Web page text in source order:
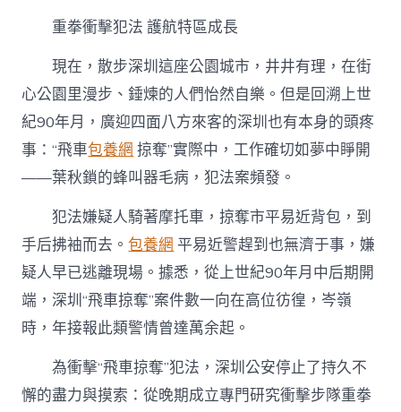
葆
初
心
護
航
特
區
中
重拳衝擊犯法 護航特區成長
現在，散步深圳這座公園城市，井井有理，在街
心公園里漫步、錘煉的人們怡然自樂。但是回溯上世
紀90年月，廣迎四面八方來客的深圳也有本身的頭疼
事：“飛車包養網 掠奪”實際中，工作確切如夢中睜開
——葉秋鎖的蜂叫器毛病，犯法案頻發。
犯法嫌疑人騎著摩托車，掠奪市平易近背包，到
手后拂袖而去。包養網 平易近警趕到也無濟于事，嫌
疑人早已逃離現場。據悉，從上世紀90年月中后期開
端，深圳“飛車掠奪”案件數一向在高位彷徨，岑嶺
時，年接報此類警情曾達萬余起。
為衝擊“飛車掠奪”犯法，深圳公安停止了持久不
懈的盡力與摸索：從晚期成立專門研究衝擊步隊重拳